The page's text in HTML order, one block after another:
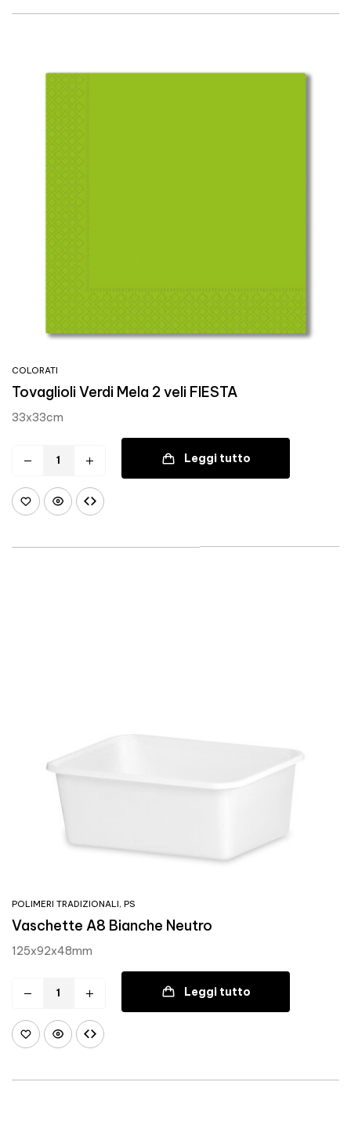
COLORATI
Tovaglioli Verdi Mela 2 veli FIESTA
33x33cm
Leggi tutto
POLIMERI TRADIZIONALI, PS
Vaschette A8 Bianche Neutro
125x92x48mm
Leggi tutto